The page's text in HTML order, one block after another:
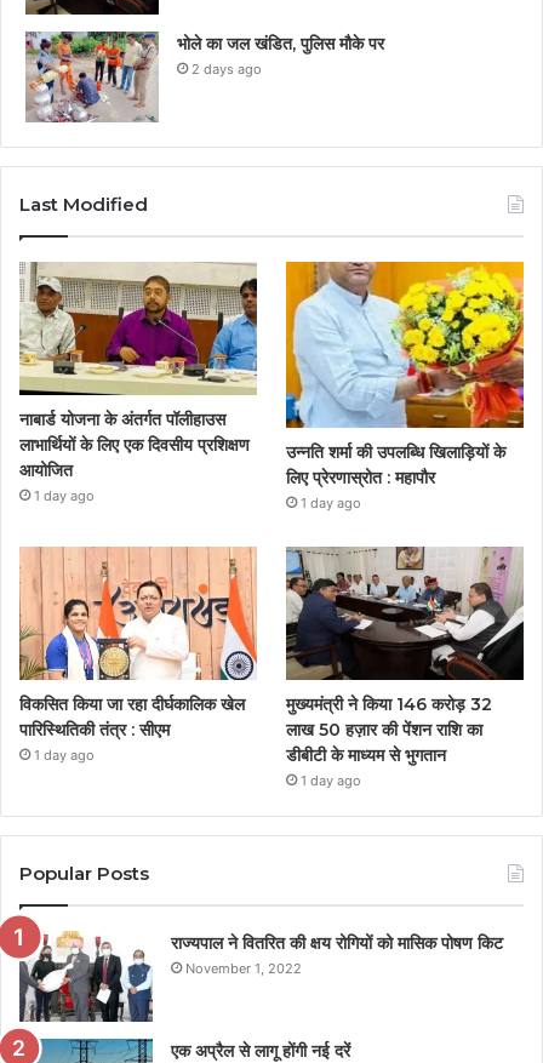
भोले का जल खंडित, पुलिस मौके पर
2 days ago
Last Modified
नाबार्ड योजना के अंतर्गत पॉलीहाउस
लाभार्थियों के लिए एक दिवसीय प्रशिक्षण
आयोजित
1 day ago
उन्नति शर्मा की उपलब्धि खिलाड़ियों के
लिए प्रेरणास्रोत : महापौर
1 day ago
विकसित किया जा रहा दीर्घकालिक खेल
पारिस्थितिकी तंत्र : सीएम
1 day ago
मुख्यमंत्री ने किया 146 करोड़ 32
लाख 50 हज़ार की पेंशन राशि का
डीबीटी के माध्यम से भुगतान
1 day ago
Popular Posts
राज्यपाल ने वितरित की क्षय रोगियों को मासिक पोषण किट
November 1, 2022
एक अप्रैल से लागू होंगी नई दरें